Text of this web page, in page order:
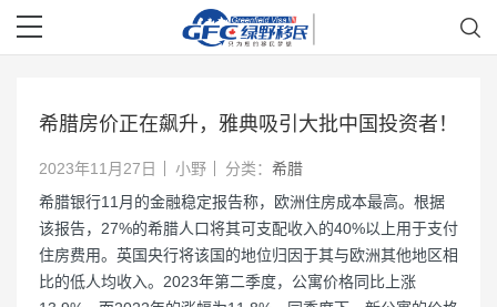
希腊房价正在飙升，雅典吸引大批中国投资者！
2023年11月27日 小野 分类： 希腊
希腊银行11月的金融稳定报告称，欧洲住房成本最高。根据
该报告，27%的希腊人口将其可支配收入的40%以上用于支付
住房费用。英国央行将该国的地位归因于其与欧洲其他地区相
比的低人均收入。2023年第二季度，公寓价格同比上涨